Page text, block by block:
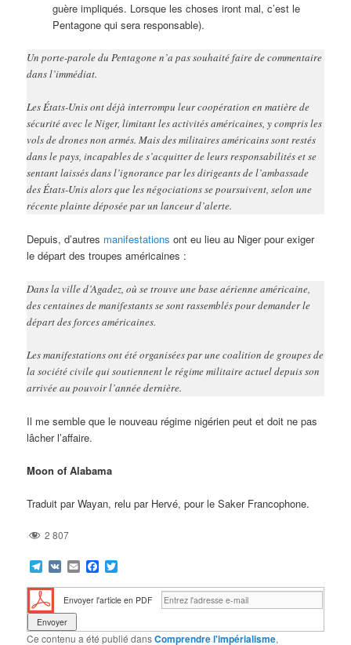
guère impliqués. Lorsque les choses iront mal, c’est le
Pentagone qui sera responsable).
Un porte-parole du Pentagone n’a pas souhaité faire de commentaire
dans l’immédiat.
Les États-Unis ont déjà interrompu leur coopération en matière de
sécurité avec le Niger, limitant les activités américaines, y compris les
vols de drones non armés. Mais des militaires américains sont restés
dans le pays, incapables de s’acquitter de leurs responsabilités et se
sentant laissés dans l’ignorance par les dirigeants de l’ambassade
des États-Unis alors que les négociations se poursuivent, selon une
récente plainte déposée par un lanceur d’alerte.
Depuis, d’autres manifestations ont eu lieu au Niger pour exiger
le départ des troupes américaines :
Dans la ville d’Agadez, où se trouve une base aérienne américaine,
des centaines de manifestants se sont rassemblés pour demander le
départ des forces américaines.
Les manifestations ont été organisées par une coalition de groupes de
la société civile qui soutiennent le régime militaire actuel depuis son
arrivée au pouvoir l’année dernière.
Il me semble que le nouveau régime nigérien peut et doit ne pas
lâcher l’affaire.
Moon of Alabama
Traduit par Wayan, relu par Hervé, pour le Saker Francophone.
2 807
Telegram
VK EmailFacebook
Envoyer l'article en PDF
Ce contenu a été publié dansComprendre l'impérialisme,